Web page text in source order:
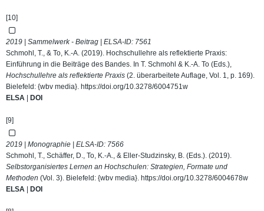
[10]
2019 | Sammelwerk - Beitrag | ELSA-ID: 7561
Schmohl, T., & To, K.-A. (2019). Hochschullehre als reflektierte Praxis:
Einführung in die Beiträge des Bandes. In T. Schmohl & K.-A. To (Eds.),
Hochschullehre als reflektierte Praxis (2. überarbeitete Auflage, Vol. 1, p. 169).
Bielefeld: {wbv media}. https://doi.org/10.3278/6004751w
ELSA
DOI
[9]
2019 | Monographie | ELSA-ID: 7566
Schmohl, T., Schäffer, D., To, K.-A., & Eller-Studzinsky, B. (Eds.). (2019).
Selbstorganisiertes Lernen an Hochschulen: Strategien, Formate und
Methoden (Vol. 3). Bielefeld: {wbv media}. https://doi.org/10.3278/6004678w
ELSA
DOI